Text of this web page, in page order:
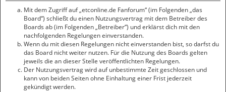
Mit dem Zugriff auf „etconline.de Fanforum“ (im Folgenden „das
Board“) schließt du einen Nutzungsvertrag mit dem Betreiber des
Boards ab (im Folgenden „Betreiber“) und erklärst dich mit den
nachfolgenden Regelungen einverstanden.
Wenn du mit diesen Regelungen nicht einverstanden bist, so darfst du
das Board nicht weiter nutzen. Für die Nutzung des Boards gelten
jeweils die an dieser Stelle veröffentlichten Regelungen.
Der Nutzungsvertrag wird auf unbestimmte Zeit geschlossen und
kann von beiden Seiten ohne Einhaltung einer Frist jederzeit
gekündigt werden.